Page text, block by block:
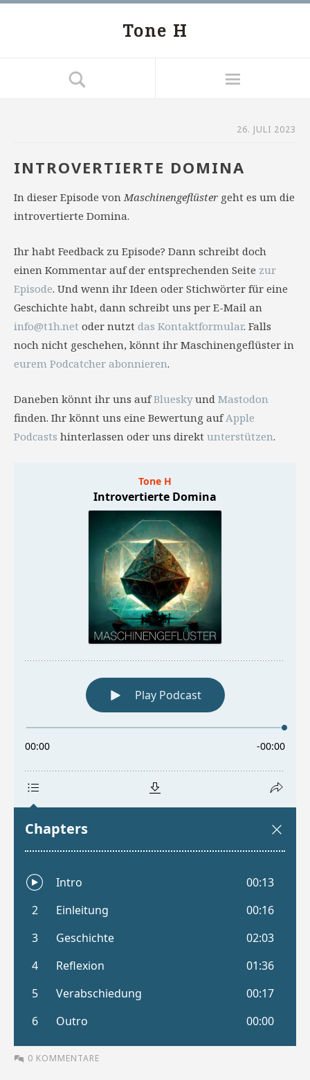
Tone H
26. JULI 2023
INTROVERTIERTE DOMINA
In dieser Episode vonMaschinengeflüster geht es um die
introvertierte Domina.
Ihr habt Feedback zu Episode? Dann schreibt doch
einen Kommentar auf der entsprechenden Seite zur
Episode. Und wenn ihr Ideen oder Stichwörter für eine
Geschichte habt, dann schreibt uns per E-Mail an
info@t1h.net oder nutzt das Kontaktformular. Falls
noch nicht geschehen, könnt ihr Maschinengeflüster in
eurem Podcatcher abonnieren.
Daneben könnt ihr uns aufBlueskyund Mastodon
finden. Ihr könnt uns eine Bewertung aufApple
Podcasts hinterlassen oder uns direkt unterstützen.
0 KOMMENTARE